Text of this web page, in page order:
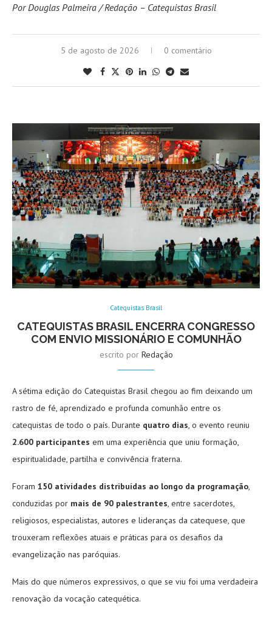
Por Douglas Palmeira / Redação – Catequistas Brasil
5 de agosto de 2026 0 comentário
Catequistas Brasil
CATEQUISTAS BRASIL ENCERRA CONGRESSO
COM ENVIO MISSIONÁRIO E COMUNHÃO
escrito por Redação
A sétima edição do Catequistas Brasil chegou ao fim deixando um
rastro de fé, aprendizado e profunda comunhão entre os
catequistas de todo o país. Durante quatro dias, o evento reuniu
2.600 participantes em uma experiência que uniu formação,
espiritualidade, partilha e convivência fraterna.
Foram 150 atividades distribuídas ao longo da programação,
conduzidas por mais de 90 palestrantes, entre sacerdotes,
religiosos, especialistas, autores e lideranças da catequese, que
trouxeram reflexões atuais e práticas para os desafios da
evangelização nas paróquias.
Mais do que números expressivos, o que se viu foi uma verdadeira
renovação da vocação catequética.